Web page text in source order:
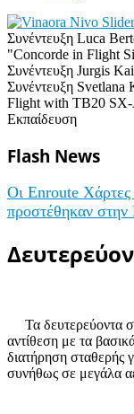
Συνέντευξη Luca
"Concorde in Flight
Συνέντευξη Jurgis
Συνέντευξη Svetlana
Flight with TB20
Εκπαίδευση
Flash News
Οι Enroute Χάρτες
προστέθηκαν στην
Τα δευτερεύοντα
αντίθεση με τα
διατήρηση σταθερής
συνήθως σε μεγάλα